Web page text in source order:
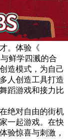
。体验《
鲜学四溅的合
造模式，为自己
人创造工具打造
蹈游戏和接力比
绝对自由的街机
一起游戏。在快
验惊喜与刺激，